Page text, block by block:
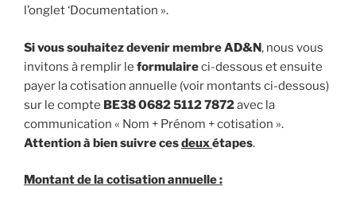
l’onglet ‘Documentation ».
Si vous souhaitez devenir membre AD&N, nous vous
invitons à remplir le formulaireci-dessous et ensuite
payer la cotisation annuelle (voir montants ci-dessous)
sur le compte BE38 0682 5112 7872avec la
communication « Nom + Prénom + cotisation ».
Attention à bien suivre cesdeuxétapes.
Montant de la cotisation annuelle :